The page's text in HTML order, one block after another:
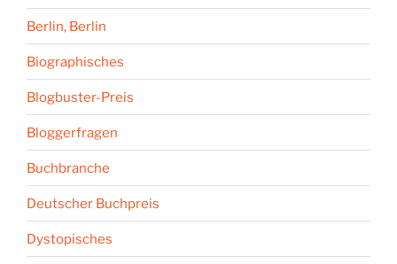
Berlin, Berlin
Biographisches
Blogbuster-Preis
Bloggerfragen
Buchbranche
Deutscher Buchpreis
Dystopisches